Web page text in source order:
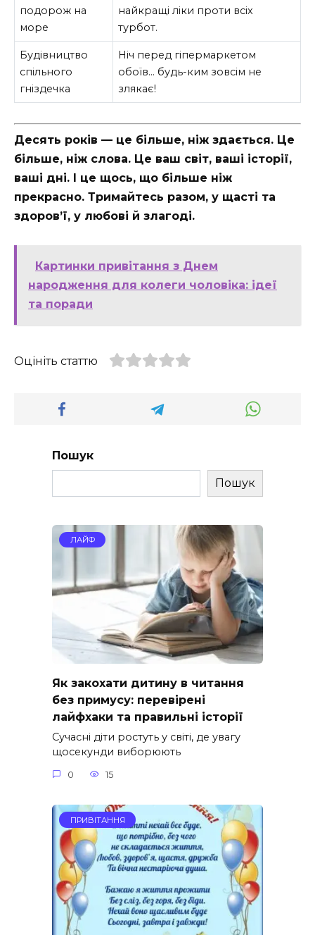
подорож на
море
найкращі ліки проти всіх
турбот.
Будівництво
спільного
гніздечка
Ніч перед гіпермаркетом
обоїв… будь-ким зовсім не
злякає!
Десять років — це більше, ніж здається. Це
більше, ніж слова. Це ваш світ, ваші історії,
ваші дні. І це щось, що більше ніж
прекрасно. Тримайтесь разом, у щасті та
здоров’ї, у любові й злагоді.
Картинки привітання з Днем
народження для колеги чоловіка: ідеї
та поради
Оцініть статтю
Пошук
Пошук
ЛАЙФ
Як закохати дитину в читання
без примусу: перевірені
лайфхаки та правильні історії
Сучасні діти ростуть у світі, де увагу
щосекунди виборюють
0 15
ПРИВІТАННЯ